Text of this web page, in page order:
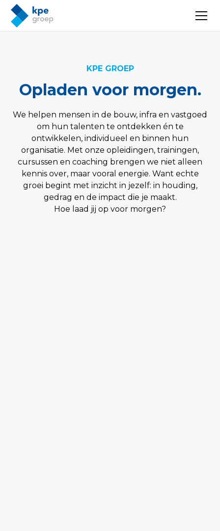
KPE GROEP
Opladen voor morgen.
We helpen mensen in de bouw, infra en vastgoed
om hun talenten te ontdekken én te
ontwikkelen, individueel en binnen hun
organisatie. Met onze opleidingen, trainingen,
cursussen en coaching brengen we niet alleen
kennis over, maar vooral energie. Want echte
groei begint met inzicht in jezelf: in houding,
gedrag en de impact die je maakt.
Hoe laad jij op voor morgen?